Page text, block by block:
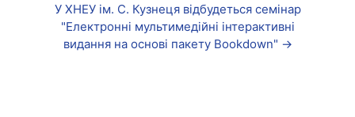
У ХНЕУ ім. С. Кузнеця відбудеться семінар
"Електронні мультимедійні інтерактивні
видання на основі пакету Bookdown" →